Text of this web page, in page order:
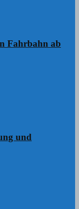
Fahrbahn ab
und